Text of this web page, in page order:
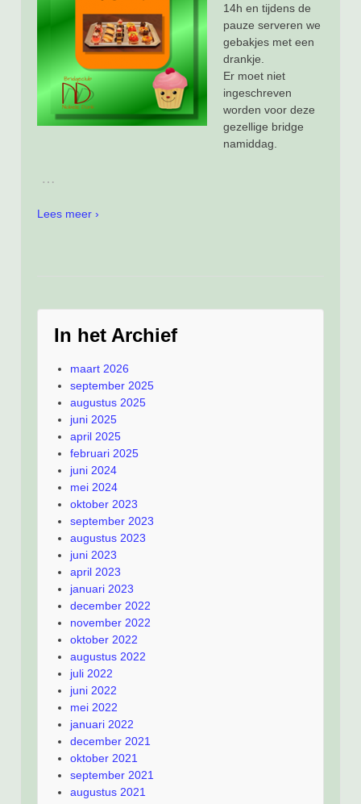
14h en tijdens de
pauze serveren we
gebakjes met een
drankje.
Er moet niet
ingeschreven
worden voor deze
gezellige bridge
namiddag.
…
Lees meer ›
In het Archief
maart 2026
september 2025
augustus 2025
juni 2025
april 2025
februari 2025
juni 2024
mei 2024
oktober 2023
september 2023
augustus 2023
juni 2023
april 2023
januari 2023
december 2022
november 2022
oktober 2022
augustus 2022
juli 2022
juni 2022
mei 2022
januari 2022
december 2021
oktober 2021
september 2021
augustus 2021